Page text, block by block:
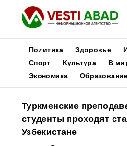
Новости
Медиа
Афиша
Политика Здоровье
Спорт
Культура В
Экономика
Образование
Туркменские
студенты проходят
Узбекистане